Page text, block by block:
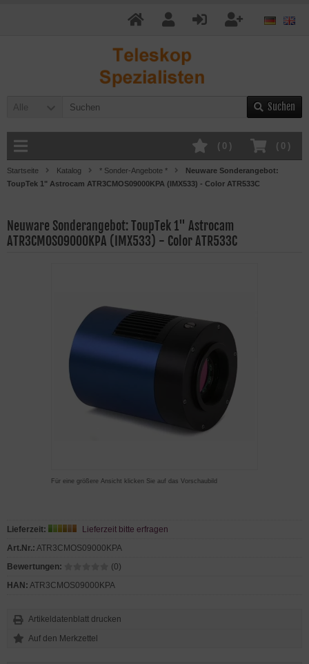
Alle Suchen
( 0 )
( 0 )
Startseite Katalog * Sonder-Angebote *
Neuware Sonderangebot:
ToupTek 1" Astrocam ATR3CMOS09000KPA (IMX533) - Color ATR533C
Neuware Sonderangebot: ToupTek 1" Astrocam
ATR3CMOS09000KPA (IMX533) - Color ATR533C
Für eine größere Ansicht klicken Sie auf das Vorschaubild
Lieferzeit:
Lieferzeit bitte erfragen
Art.Nr.: ATR3CMOS09000KPA
Bewertungen:
(0)
HAN: ATR3CMOS09000KPA
Artikeldatenblatt drucken